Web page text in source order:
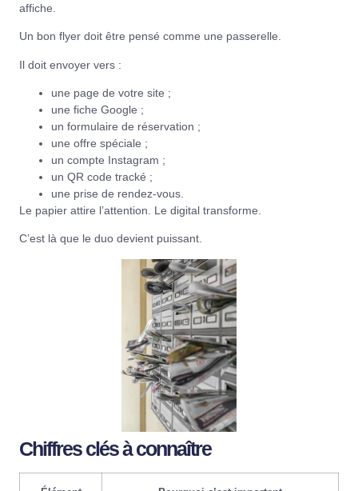
affiche.
Un bon flyer doit être pensé comme une passerelle.
Il doit envoyer vers :
une page de votre site ;
une fiche Google ;
un formulaire de réservation ;
une offre spéciale ;
un compte Instagram ;
un QR code tracké ;
une prise de rendez-vous.
Le papier attire l’attention. Le digital transforme.
C’est là que le duo devient puissant.
Chiffres clés à connaître